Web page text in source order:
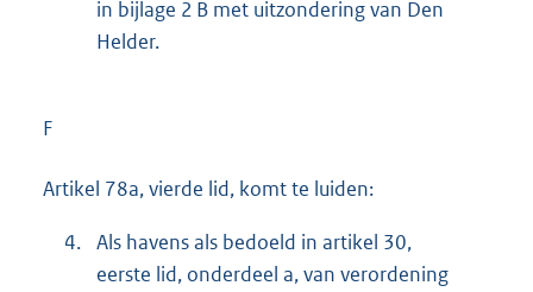
in bijlage 2 B met uitzondering van Den
Helder.
F
Artikel 78a, vierde lid, komt te luiden:
4. Als havens als bedoeld in artikel 30,
eerste lid, onderdeel a, van verordening